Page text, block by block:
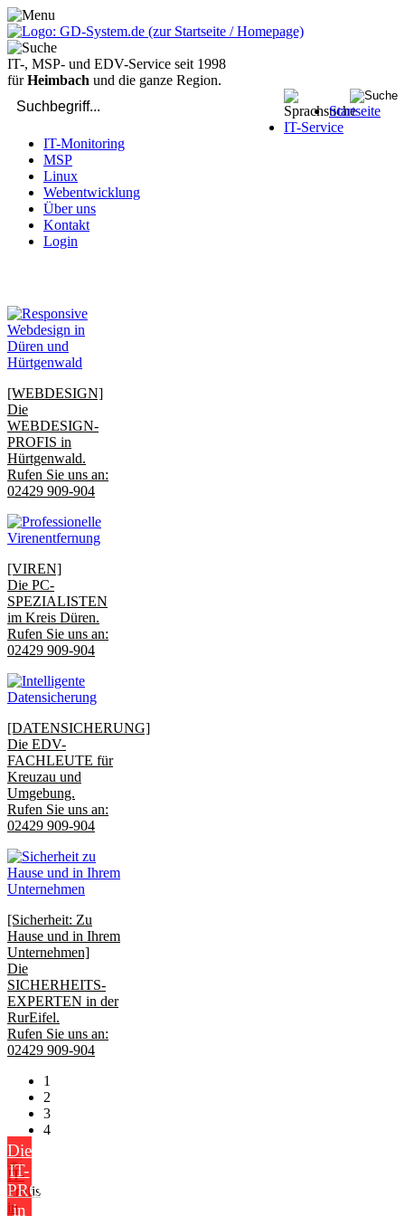
IT-, MSP- und EDV-Service seit 1998
fürHeimbach und die ganze Region.
Startseite
IT-Service
IT-Monitoring
MSP
Linux
Webentwicklung
Über uns
Kontakt
Login
[WEBDESIGN]
Die
WEBDESIGN-
PROFIS in
Hürtgenwald.
Rufen Sie uns an:
02429 909-904
[VIREN]
Die PC-
SPEZIALISTEN
im Kreis Düren.
Rufen Sie uns an:
02429 909-904
[DATENSICHERUNG]
Die EDV-
FACHLEUTE für
Kreuzau und
Umgebung.
Rufen Sie uns an:
02429 909-904
[Sicherheit: Zu
Hause und in Ihrem
Unternehmen]
Die
SICHERHEITS-
EXPERTEN in der
RurEifel.
Rufen Sie uns an:
02429 909-904
1
2
3
4
Die
IT-
PROFIS
in